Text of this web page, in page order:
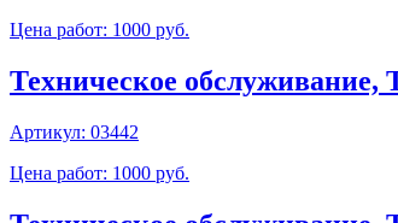
Цена работ: 1000 руб.
Техническое
Артикул: 03442
Цена работ: 1000 руб.